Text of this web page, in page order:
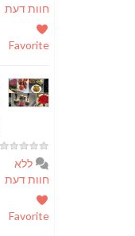
חוות דעת
Favorite
ללא
חוות דעת
Favorite